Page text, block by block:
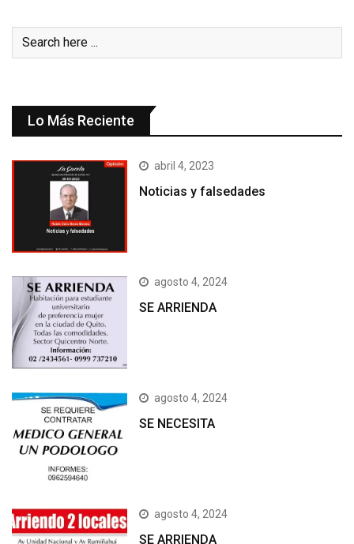
Lo Más Reciente
abril 4, 2023
Noticias y falsedades
agosto 4, 2024
SE ARRIENDA
agosto 4, 2024
SE NECESITA
agosto 4, 2024
SE ARRIENDA